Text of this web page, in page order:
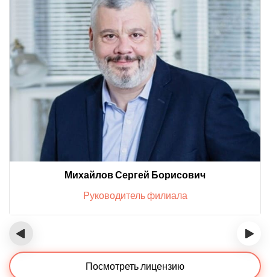
Михайлов Сергей Борисович
Руководитель филиала
‹ ›
Посмотреть лицензию